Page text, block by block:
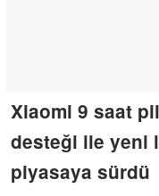
Xiaomi 9 saat
desteği ile yeni
piyasaya sürdü